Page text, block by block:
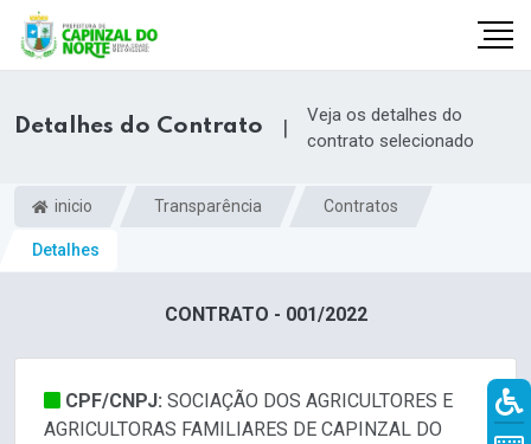
Detalhes do Contrato |
Veja os detalhes do
contrato selecionado
inicio Transparência Contratos
Detalhes
CONTRATO - 001/2022
CPF/CNPJ: SOCIAÇÃO DOS AGRICULTORES E
AGRICULTORAS FAMILIARES DE CAPINZAL DO